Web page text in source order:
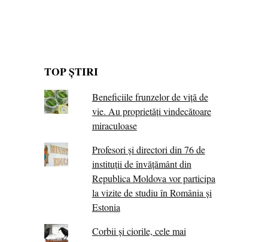
TOP ȘTIRI
Beneficiile frunzelor de viță de
vie. Au proprietăţi vindecătoare
miraculoase
Profesori și directori din 76 de
instituții de învățământ din
Republica Moldova vor participa
la vizite de studiu în România și
Estonia
Corbii şi ciorile, cele mai